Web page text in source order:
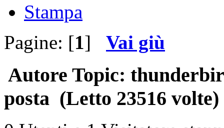
Stampa
Pagine: [1] Vai giù
Autore Topic:
posta (Letto 23516 volte)